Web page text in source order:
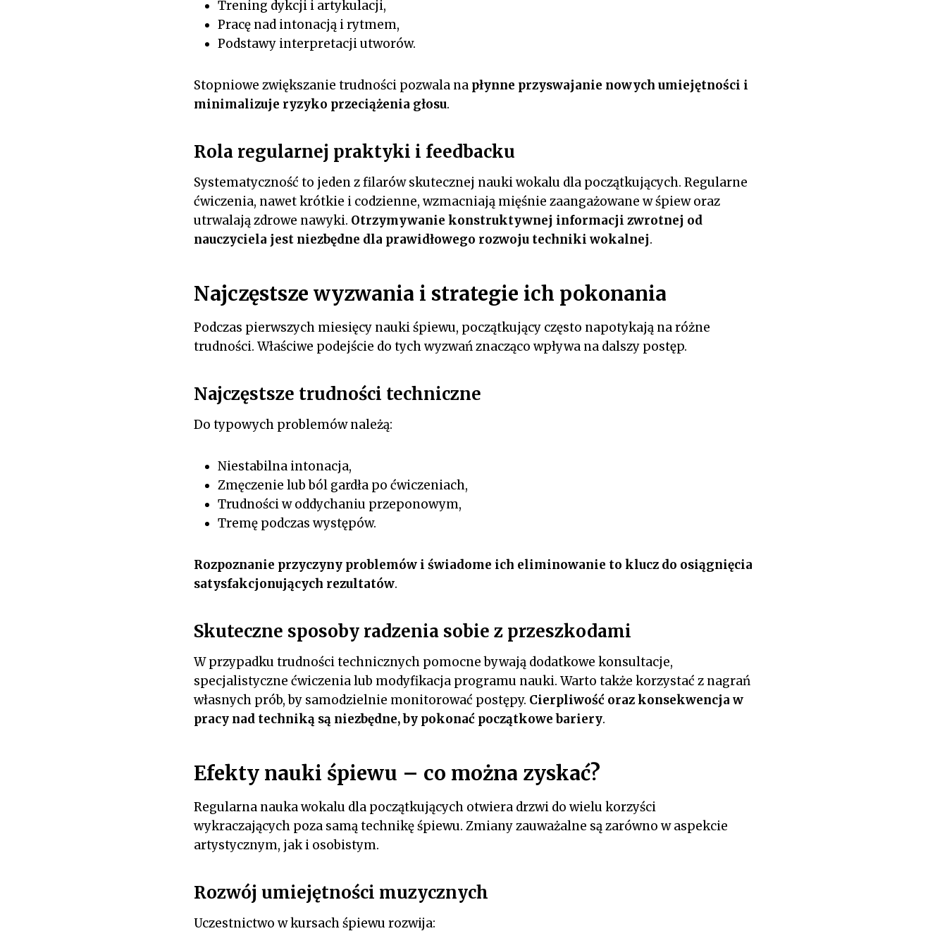
Trening dykcji i artykulacji,
Pracę nad intonacją i rytmem,
Podstawy interpretacji utworów.
Stopniowe zwiększanie trudności pozwala na płynne przyswajanie nowych umiejętności i
minimalizuje ryzyko przeciążenia głosu.
Rola regularnej praktyki i feedbacku
Systematyczność to jeden z filarów skutecznej nauki wokalu dla początkujących. Regularne
ćwiczenia, nawet krótkie i codzienne, wzmacniają mięśnie zaangażowane w śpiew oraz
utrwalają zdrowe nawyki. Otrzymywanie konstruktywnej informacji zwrotnej od
nauczyciela jest niezbędne dla prawidłowego rozwoju techniki wokalnej.
Najczęstsze wyzwania i strategie ich pokonania
Podczas pierwszych miesięcy nauki śpiewu, początkujący często napotykają na różne
trudności. Właściwe podejście do tych wyzwań znacząco wpływa na dalszy postęp.
Najczęstsze trudności techniczne
Do typowych problemów należą:
Niestabilna intonacja,
Zmęczenie lub ból gardła po ćwiczeniach,
Trudności w oddychaniu przeponowym,
Tremę podczas występów.
Rozpoznanie przyczyny problemów i świadome ich eliminowanie to klucz do osiągnięcia
satysfakcjonujących rezultatów.
Skuteczne sposoby radzenia sobie z przeszkodami
W przypadku trudności technicznych pomocne bywają dodatkowe konsultacje,
specjalistyczne ćwiczenia lub modyfikacja programu nauki. Warto także korzystać z nagrań
własnych prób, by samodzielnie monitorować postępy. Cierpliwość oraz konsekwencja w
pracy nad techniką są niezbędne, by pokonać początkowe bariery.
Efekty nauki śpiewu – co można zyskać?
Regularna nauka wokalu dla początkujących otwiera drzwi do wielu korzyści
wykraczających poza samą technikę śpiewu. Zmiany zauważalne są zarówno w aspekcie
artystycznym, jak i osobistym.
Rozwój umiejętności muzycznych
Uczestnictwo w kursach śpiewu rozwija: